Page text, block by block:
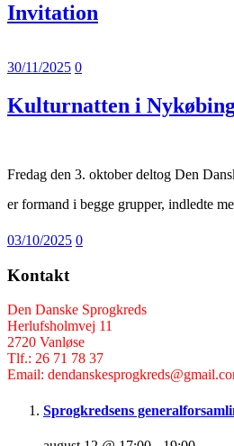
Invitation
30/11/2025 0
Kulturnatten i
Fredag den 3. oktober deltog Den
er formand i begge grupper, indledte
03/10/2025 0
Kontakt
Den Danske Sprogkreds
Herlufsholmvej 11
2720 Vanløse
Tlf.: 26 71 78 37
Email:
Sprogkredsens